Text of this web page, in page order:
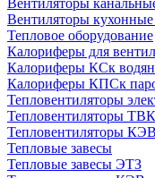
Вентиляторы
Вентиляторы
Тепловое оборудование
Калориферы для
Калориферы КСк
Калориферы КПСк
Тепловентиляторы
Тепловентиляторы
Тепловентиляторы КЭВ
Тепловые завесы
Тепловые завесы ЭТЗ